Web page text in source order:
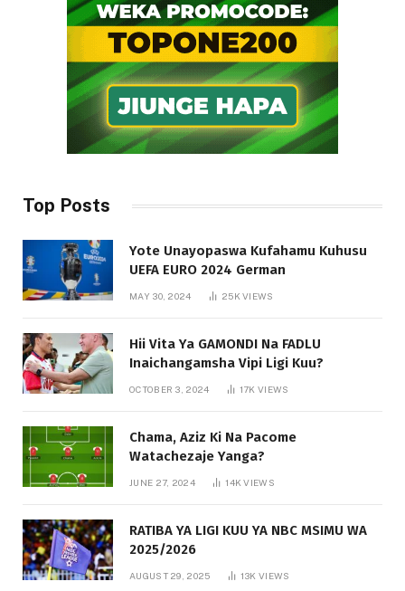
Top Posts
Yote Unayopaswa Kufahamu Kuhusu
UEFA EURO 2024 German
MAY 30, 2024 25KVIEWS
Hii Vita Ya GAMONDI Na FADLU
Inaichangamsha Vipi Ligi Kuu?
OCTOBER 3, 2024 17KVIEWS
Chama, Aziz Ki Na Pacome
Watachezaje Yanga?
JUNE 27, 2024 14KVIEWS
RATIBA YA LIGI KUU YA NBC MSIMU WA
2025/2026
AUGUST 29, 2025 13KVIEWS